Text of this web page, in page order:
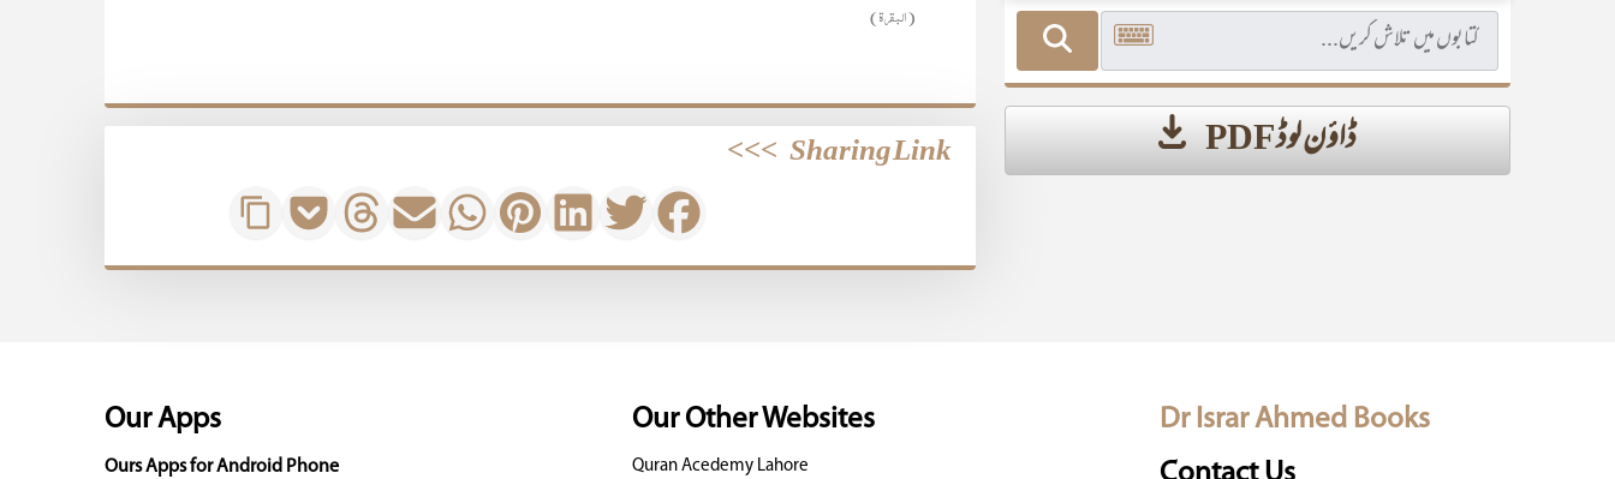
(البقرۃ)
Sharing Link
>>> ڈاؤن لوڈ PDF
Dr Israr Ahmed Books
Our Other Websites
Quran Acedemy Lahore
Our Apps
Ours Apps for Android Phone